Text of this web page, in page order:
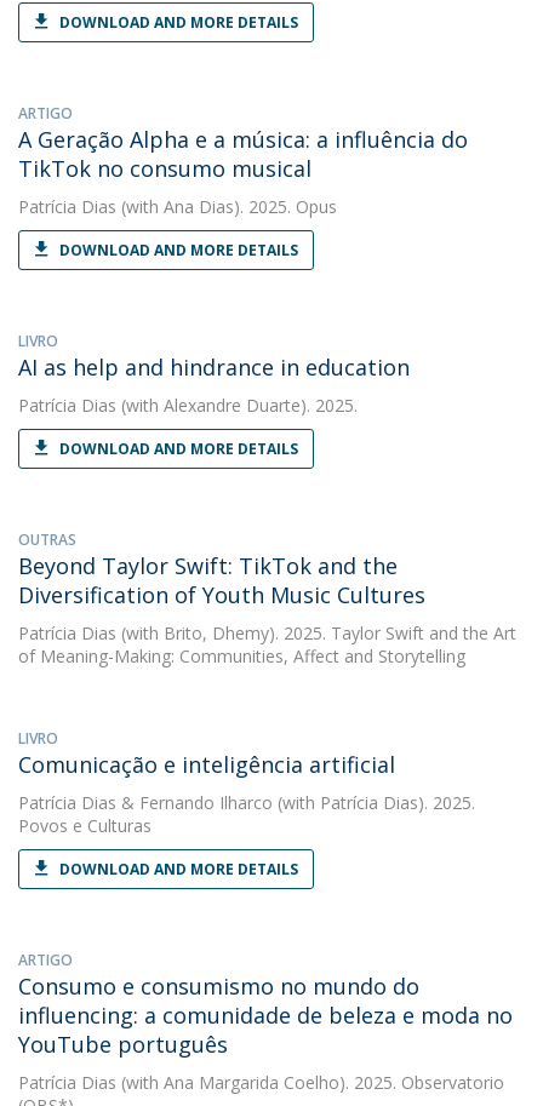
DOWNLOAD AND MORE DETAILS
ARTIGO
A Geração Alpha e a música: a influência do
TikTok no consumo musical
Patrícia Dias (with Ana Dias). 2025. Opus
DOWNLOAD AND MORE DETAILS
LIVRO
AI as help and hindrance in education
Patrícia Dias (with Alexandre Duarte). 2025.
DOWNLOAD AND MORE DETAILS
OUTRAS
Beyond Taylor Swift: TikTok and the
Diversification of Youth Music Cultures
Patrícia Dias (with Brito, Dhemy). 2025. Taylor Swift and the Art
of Meaning-Making: Communities, Affect and Storytelling
LIVRO
Comunicação e inteligência artificial
Patrícia Dias & Fernando Ilharco (with Patrícia Dias). 2025.
Povos e Culturas
DOWNLOAD AND MORE DETAILS
ARTIGO
Consumo e consumismo no mundo do
influencing: a comunidade de beleza e moda no
YouTube português
Patrícia Dias (with Ana Margarida Coelho). 2025. Observatorio